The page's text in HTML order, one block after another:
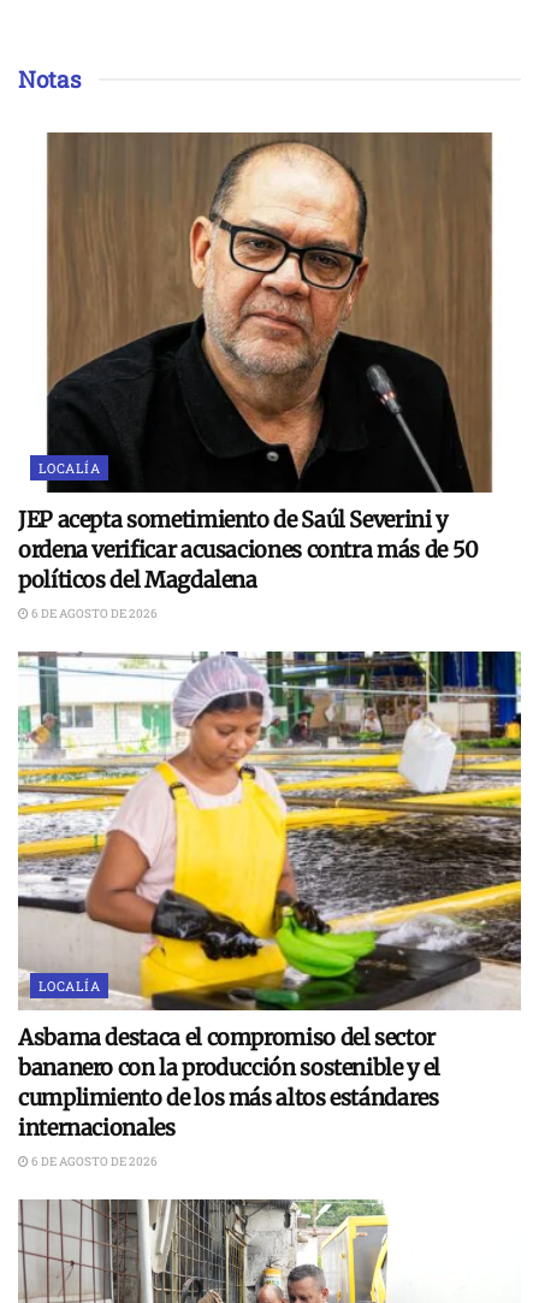
Notas
LOCALÍA
JEP acepta sometimiento de Saúl Severini y
ordena verificar acusaciones contra más de 50
políticos del Magdalena
6 DE AGOSTO DE 2026
LOCALÍA
Asbama destaca el compromiso del sector
bananero con la producción sostenible y el
cumplimiento de los más altos estándares
internacionales
6 DE AGOSTO DE 2026